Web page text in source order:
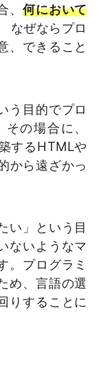
、何において
なぜならプロ
、できること
う目的でプロ
の場合に、
するHTMLや
から遠ざかっ
い」という目
ないようなマ
。プログラミ
め、言語の選
りすることに